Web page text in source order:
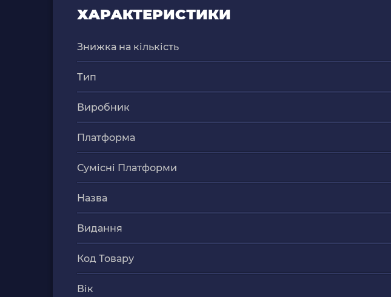
ХАРАКТЕРИСТИКИ
Знижка на кількість
Тип
Виробник
Платформа
Сумісні Платформи
Назва
Видання
Код Товару
Вік